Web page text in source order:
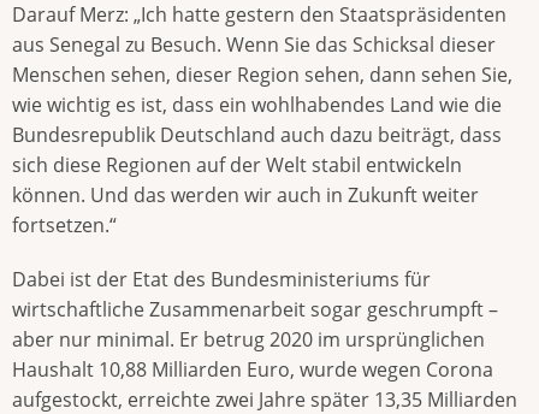
Darauf Merz: „Ich hatte gestern den Staatspräsidenten
aus Senegal zu Besuch. Wenn Sie das Schicksal dieser
Menschen sehen, dieser Region sehen, dann sehen Sie,
wie wichtig es ist, dass ein wohlhabendes Land wie die
Bundesrepublik Deutschland auch dazu beiträgt, dass
sich diese Regionen auf der Welt stabil entwickeln
können. Und das werden wir auch in Zukunft weiter
fortsetzen.“
Dabei ist der Etat des Bundesministeriums für
wirtschaftliche Zusammenarbeit sogar geschrumpft –
aber nur minimal. Er betrug 2020 im ursprünglichen
Haushalt 10,88 Milliarden Euro, wurde wegen Corona
aufgestockt, erreichte zwei Jahre später 13,35 Milliarden